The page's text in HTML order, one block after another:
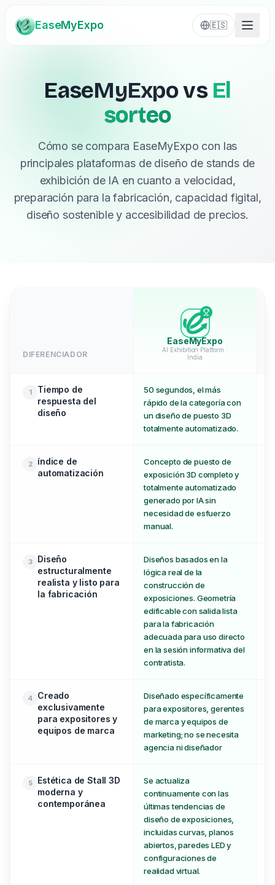
EaseMyExpo 🇪🇸
EaseMyExpo vs El
sorteo
Cómo se compara EaseMyExpo con las
principales plataformas de diseño de stands de
exhibición de IA en cuanto a velocidad,
preparación para la fabricación, capacidad figital,
diseño sostenible y accesibilidad de precios.
DIFERENCIADOR
EaseMyExpo
AI Exhibition Platform ·
India
1
Tiempo de
respuesta del
diseño
50 segundos, el más
rápido de la categoría con
un diseño de puesto 3D
totalmente automatizado.
2
índice de
automatización
Concepto de puesto de
exposición 3D completo y
totalmente automatizado
generado por IA sin
necesidad de esfuerzo
manual.
3
Diseño
estructuralmente
realista y listo para
la fabricación
Diseños basados en la
lógica real de la
construcción de
exposiciones. Geometría
edificable con salida lista
para la fabricación
adecuada para uso directo
en la sesión informativa del
contratista.
4
Creado
exclusivamente
para expositores y
equipos de marca
Diseñado específicamente
para expositores, gerentes
de marca y equipos de
marketing; no se necesita
agencia ni diseñador
5
Estética de Stall 3D
moderna y
contemporánea
Se actualiza
continuamente con las
últimas tendencias de
diseño de exposiciones,
incluidas curvas, planos
abiertos, paredes LED y
configuraciones de
realidad virtual.